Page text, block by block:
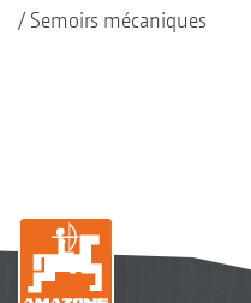
Semoirs mécaniques